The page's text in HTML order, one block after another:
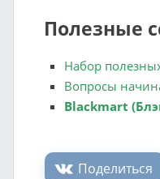
Полезные
Набор
Вопросы
Blackmart
Поделиться